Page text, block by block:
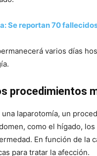
Se reportan 70
varios días
procedimientos
laparotomía, un
como el hígado,
En función de la
para tratar la afección.